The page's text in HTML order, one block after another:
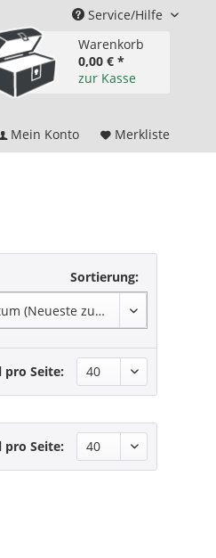
Service/Hilfe
Warenkorb
0,00 € *
zur Kasse
Mein Konto Merkliste
Sortierung:
Seite:
Seite: